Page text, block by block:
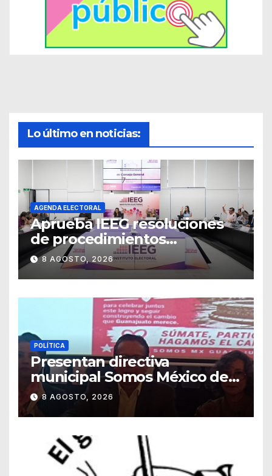
Lo último en noticias:
AGENDA ELECTORAL
Aprueba IEEG resoluciones
de procedimientos
sancionadores
8 AGOSTO, 2026
POLÍTICA
Presentan directiva
municipal Somos México de
Guanajuato
8 AGOSTO, 2026